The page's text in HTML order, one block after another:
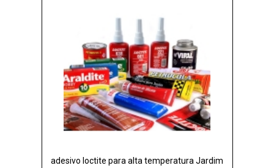
adesivo loctite para alta temperatura Jardim